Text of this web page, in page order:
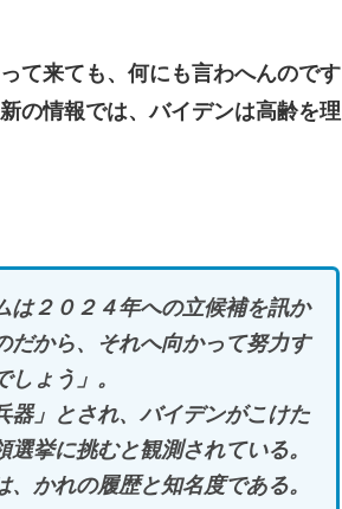
て来ても、何にも言わへんのです
の情報では、バイデンは高齢を理
２０２４年への立候補を訊か
だから、それへ向かって努力す
ょう」。
」とされ、バイデンがこけた
挙に挑むと観測されている。
かれの履歴と知名度である。